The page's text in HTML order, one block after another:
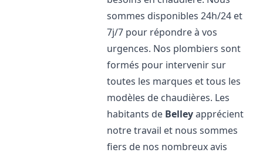
sommes disponibles 24h/24 et
7j/7 pour répondre à vos
urgences. Nos plombiers sont
formés pour intervenir sur
toutes les marques et tous les
modèles de chaudières. Les
habitants de Belleyapprécient
notre travail et nous sommes
fiers de nos nombreux avis